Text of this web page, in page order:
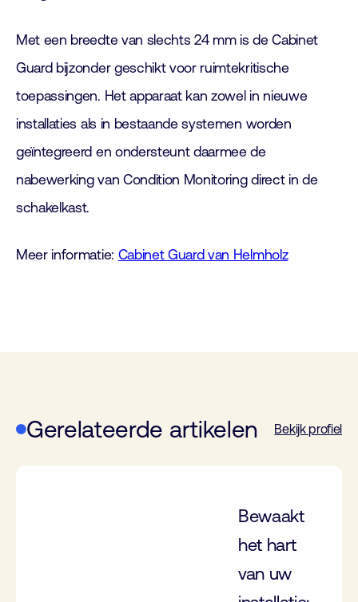
Met een breedte van slechts 24 mm is de Cabinet
Guard bijzonder geschikt voor ruimtekritische
toepassingen. Het apparaat kan zowel in nieuwe
installaties als in bestaande systemen worden
geïntegreerd en ondersteunt daarmee de
nabewerking van Condition Monitoring direct in de
schakelkast.
Meer informatie: Cabinet Guard van Helmholz
Gerelateerde artikelen Bekijk profiel
Bewaakt
het hart
van uw